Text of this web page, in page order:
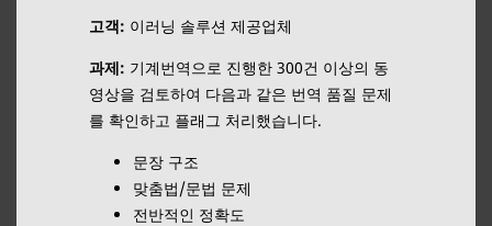
고객: 이러닝 솔루션 제공업체
과제: 기계번역으로 진행한 300건 이상의 동
영상을 검토하여 다음과 같은 번역 품질 문제
를 확인하고 플래그 처리했습니다.
문장 구조
맞춤법/문법 문제
전반적인 정확도